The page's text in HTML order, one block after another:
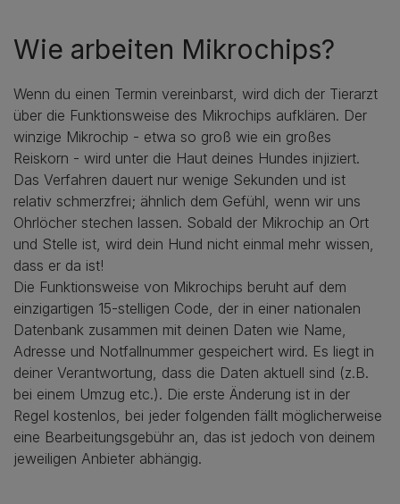
Wie arbeiten Mikrochips?
Wenn du einen Termin vereinbarst, wird dich der Tierarzt
über die Funktionsweise des Mikrochips aufklären. Der
winzige Mikrochip - etwa so groß wie ein großes
Reiskorn - wird unter die Haut deines Hundes injiziert.
Das Verfahren dauert nur wenige Sekunden und ist
relativ schmerzfrei; ähnlich dem Gefühl, wenn wir uns
Ohrlöcher stechen lassen. Sobald der Mikrochip an Ort
und Stelle ist, wird dein Hund nicht einmal mehr wissen,
dass er da ist!
Die Funktionsweise von Mikrochips beruht auf dem
einzigartigen 15-stelligen Code, der in einer nationalen
Datenbank zusammen mit deinen Daten wie Name,
Adresse und Notfallnummer gespeichert wird. Es liegt in
deiner Verantwortung, dass die Daten aktuell sind (z.B.
bei einem Umzug etc.). Die erste Änderung ist in der
Regel kostenlos, bei jeder folgenden fällt möglicherweise
eine Bearbeitungsgebühr an, das ist jedoch von deinem
jeweiligen Anbieter abhängig.